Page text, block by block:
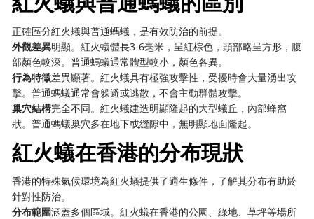
正確區分紅火蟻與普通螞蟻，是有效防治的前提。
外觀差異明顯。紅火蟻體長3-6毫米，呈紅棕色，頭部略呈方形，腹
部顏色較深。普通螞蟻通常體型較小，顏色各異。
行為特徵差異顯著。紅火蟻具有極強攻擊性，受擾時會大量湧出攻
擊。普通螞蟻通常會躲避或逃散，不會主動群體攻擊。
巢穴結構完全不同。紅火蟻建造明顯隆起的大型蟻丘，內部蜂窩
狀。普通螞蟻巢穴多在地下或縫隙中，無明顯地面隆起。
紅火蟻在香港的分布現狀
香港的特殊氣候環境為紅火蟻提供了適生條件，了解其分布有助於
針對性防治。
分布範圍涵蓋多個區域。紅火蟻在香港的公園、綠地、草坪等場所